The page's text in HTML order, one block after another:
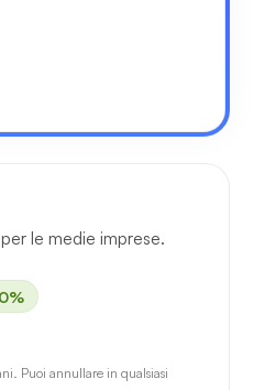
le medie imprese.
Puoi annullare in qualsiasi